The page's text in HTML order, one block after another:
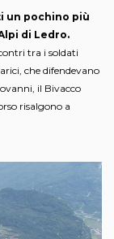
un pochino più
di Ledro.
tra i soldati
che difendevano
il Bivacco
risalgono a